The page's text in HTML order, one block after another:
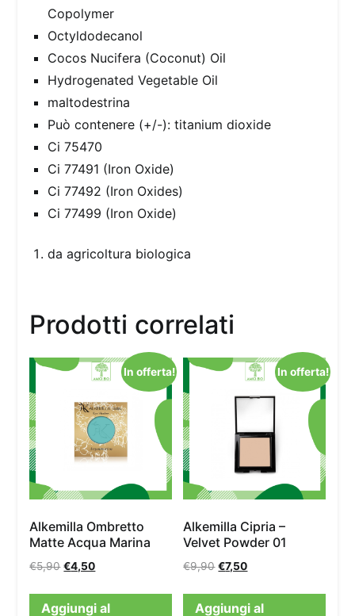
Copolymer
Octyldodecanol
Cocos Nucifera (Coconut) Oil
Hydrogenated Vegetable Oil
maltodestrina
Può contenere (+/-): titanium dioxide
Ci 75470
Ci 77491 (Iron Oxide)
Ci 77492 (Iron Oxides)
Ci 77499 (Iron Oxide)
da agricoltura biologica
Prodotti correlati
In offerta!
Alkemilla Ombretto
Matte Acqua Marina
€5,90 €4,50
Aggiungi al
In offerta!
Alkemilla Cipria –
Velvet Powder 01
€9,90 €7,50
Aggiungi al